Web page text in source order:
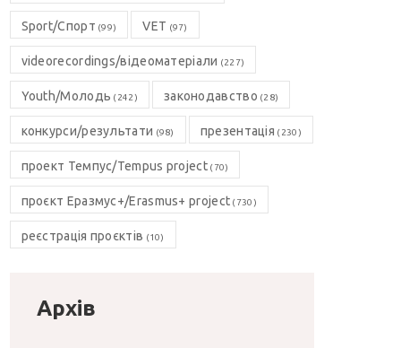
Sport/Спорт (99) VET (97)
videorecordings/відеоматеріали (227)
Youth/Молодь (242) законодавство (28)
конкурси/результати (98) презентація (230)
проект Темпус/Tempus project(70)
проєкт Еразмус+/Erasmus+ project (730)
реєстрація проєктів (10)
Архів